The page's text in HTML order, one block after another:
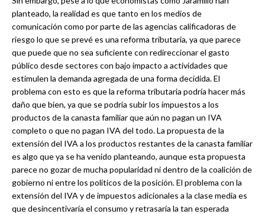
planteado, la realidad es que tanto en los medios de
comunicación como por parte de las agencias calificadoras de
riesgo lo que se prevé es una reforma tributaria, ya que parece
que puede que no sea suficiente con redireccionar el gasto
público desde sectores con bajo impacto a actividades que
estimulen la demanda agregada de una forma decidida. El
problema con esto es que la reforma tributaria podría hacer más
daño que bien, ya que se podría subir los impuestos a los
productos de la canasta familiar que aún no pagan un IVA
completo o que no pagan IVA del todo. La propuesta de la
extensión del IVA a los productos restantes de la canasta familiar
es algo que ya se ha venido planteando, aunque esta propuesta
parece no gozar de mucha popularidad ni dentro de la coalición de
gobierno ni entre los políticos de la posición. El problema con la
extensión del IVA y de impuestos adicionales a la clase media es
que desincentivaría el consumo y retrasaría la tan esperada